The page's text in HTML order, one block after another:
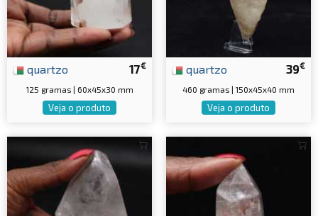
17€
quartzo
125 gramas | 60x45x30 mm
Veja o produto
39€
quartzo
460 gramas | 150x45x40 mm
Veja o produto